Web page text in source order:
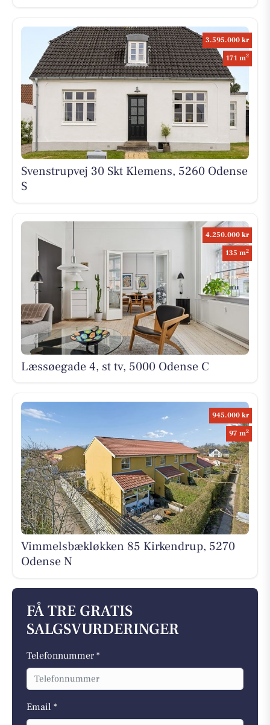
3.595.000 kr
171 m2
Svenstrupvej 30 Skt Klemens, 5260 Odense
S
4.250.000 kr
135 m2
Læssøegade 4, st tv, 5000 Odense C
945.000 kr
97 m2
Vimmelsbækløkken 85 Kirkendrup, 5270
Odense N
FÅ TRE GRATIS
SALGSVURDERINGER
Telefonnummer *
Email *